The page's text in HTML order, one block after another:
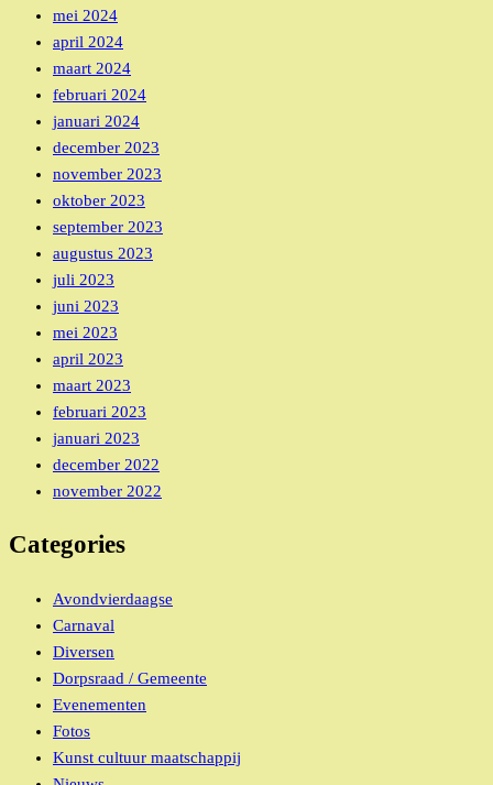
mei 2024
april 2024
maart 2024
februari 2024
januari 2024
december 2023
november 2023
oktober 2023
september 2023
augustus 2023
juli 2023
juni 2023
mei 2023
april 2023
maart 2023
februari 2023
januari 2023
december 2022
november 2022
Categories
Avondvierdaagse
Carnaval
Diversen
Dorpsraad / Gemeente
Evenementen
Fotos
Kunst cultuur maatschappij